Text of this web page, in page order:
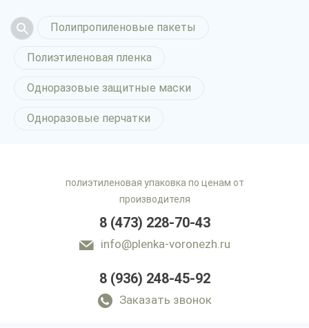
Полипропиленовые пакеты
Полиэтиленовая пленка
Одноразовые защитные маски
Одноразовые перчатки
полиэтиленовая упаковка по ценам от
производителя
8 (473) 228-70-43
info@plenka-voronezh.ru
8 (936) 248-45-92
Заказать звонок